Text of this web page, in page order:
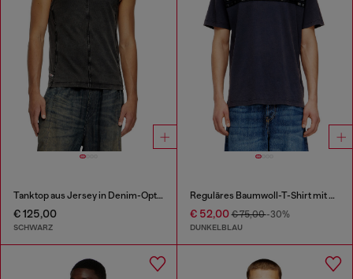
Tanktop aus Jersey in Denim-Optik
€ 125,00
SCHWARZ
Reguläres Baumwoll-T-Shirt mit Framis-Bändern
€ 52,00€ 75,00-30%
DUNKELBLAU